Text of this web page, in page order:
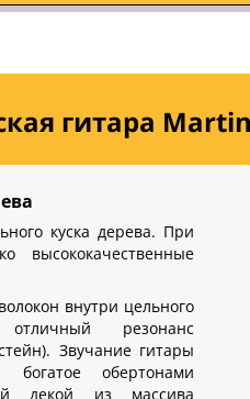
гитара
куска дерева. При
высококачественные
внутри цельного
резонанс
Звучание гитары
богатое обертонами
декой из массива